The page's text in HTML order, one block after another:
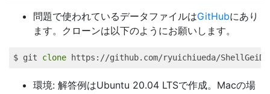
問題で使われているデータファイルはGitHubにあり
ます。クローンは以下のようにお願いします。
$ git clone https://github.com/ryuichiueda/
環境: 解答例はUbuntu 20.04 LTSで作成。Macの場